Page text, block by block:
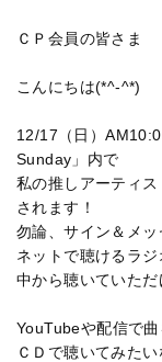
ＣＰ会員の皆さま
こんにちは(*^-^*)
12/17（日）
Sunday」内で
私の推しアーティ
されます！
勿論、サイン＆メ
ネットで聴けるラ
中から聴いていただ
YouTubeや配信で曲
ＣＤで聴いてみた